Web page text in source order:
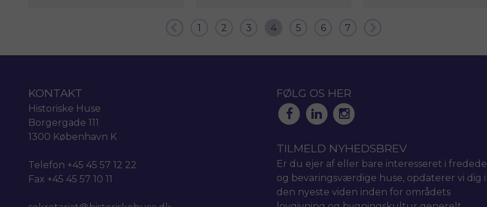
opretholdes.
1 2 3 4 5 6 7
KONTAKT
Historiske Huse
Borgergade 111
1300 København K
Telefon +45 45 57 12 22
Fax +45 45 57 10 11
FØLG OS HER
TILMELD NYHEDSBREV
Er du ejer af eller bare interesseret i fredede
og bevaringsværdige huse, opdaterer vi dig i
den nyeste viden inden for områdets